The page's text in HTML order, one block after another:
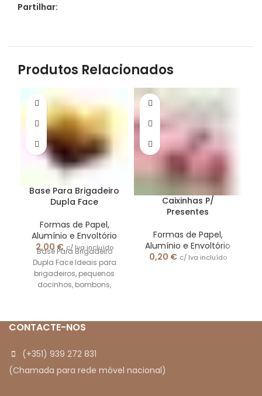
Partilhar:
Produtos Relacionados
Base Para Brigadeiro
Dupla Face
Formas de Papel,
Alumínio e Envoltório
2,00 € c/ Iva incluído
Base Para Brigadeiro
Dupla Face Ideais para
brigadeiros, pequenos
docinhos, bombons,
Caixinhas P/
Presentes
Formas de Papel,
Alumínio e Envoltório
0,20 € c/ Iva incluído
CONTACTE-NOS
(+351) 939 272 831
(Chamada para rede móvel nacional)